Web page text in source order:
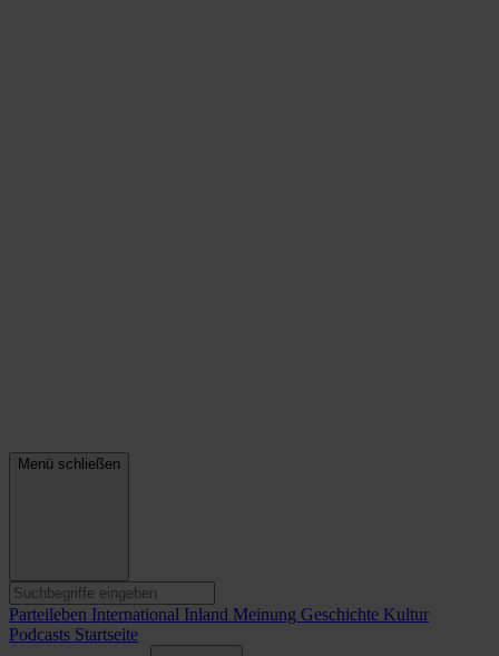
Menü schließen
Parteileben International Inland Meinung Geschichte Kultur
Podcasts Startseite